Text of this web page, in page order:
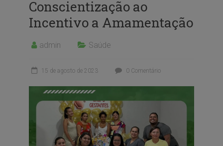
Conscientização ao
Incentivo a Amamentação
admin Saúde
15 de agosto de 2023 0 Comentário